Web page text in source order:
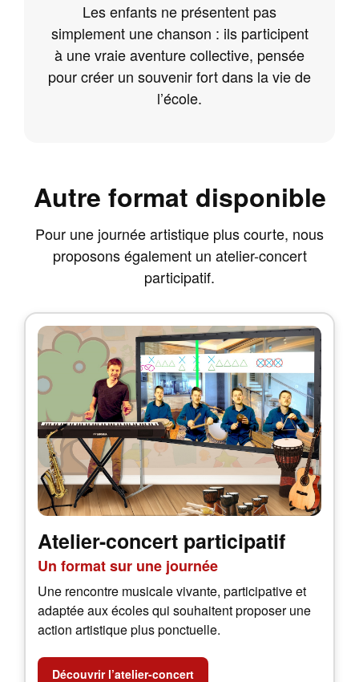
Les enfants ne présentent pas
simplement une chanson : ils participent
à une vraie aventure collective, pensée
pour créer un souvenir fort dans la vie de
l’école.
Autre format disponible
Pour une journée artistique plus courte, nous
proposons également un atelier-concert
participatif.
Atelier-concert participatif
Un format sur une journée
Une rencontre musicale vivante, participative et
adaptée aux écoles qui souhaitent proposer une
action artistique plus ponctuelle.
Découvrir l’atelier-concert